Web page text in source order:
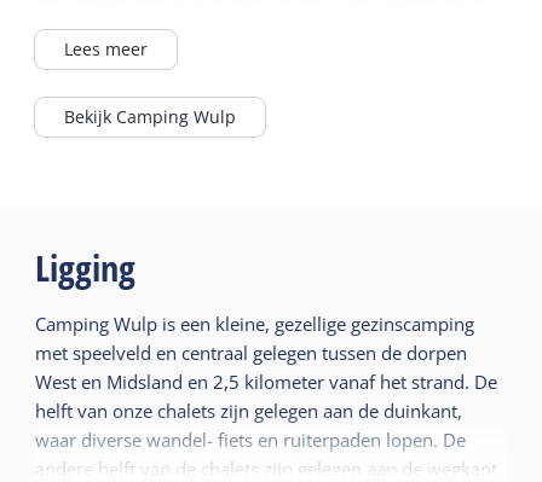
lopen diverse wandel, fiets- en ruiterpaden.
Het zwembad, het meertje van Hee en het
Noordzeestrand liggen op ca. 10 minuten
fietsafstand. De chalets staan rondom een
toegestaan. De vier persoons chalets zijn
uitsluitend bedoeld voor twee volwassen en 2
kinderen. De zes persoons chalets zijn
uitsluitend bedoeld voor twee volwassenen
en 4 kinderen. Bedlinnen, hand- en
theedoeken en fietsen zijn te huur. Tevens is
er een wasserette aanwezig. Ook kun je
gebruik maken van internet en kun je
Lees meer
Bekijk Camping Wulp
Ligging
Camping Wulp is een kleine, gezellige gezinscamping
met speelveld en centraal gelegen tussen de dorpen
West en Midsland en 2,5 kilometer vanaf het strand. De
helft van onze chalets zijn gelegen aan de duinkant,
waar diverse wandel- fiets en ruiterpaden lopen. De
andere helft van de chalets zijn gelegen aan de wegkant.